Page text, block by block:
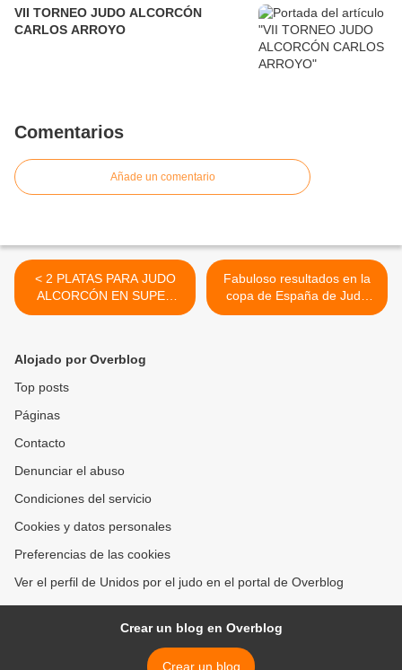
VII TORNEO JUDO ALCORCÓN
CARLOS ARROYO
Comentarios
Añade un comentario
< 2 PLATAS PARA JUDO
ALCORCÓN EN SUPER
COPA JUNIOR DE
Fabuloso resultados en la
copa de España de Judo
absoluta de Madrid >
Alojado por Overblog
Top posts
Páginas
Contacto
Denunciar el abuso
Condiciones del servicio
Cookies y datos personales
Preferencias de las cookies
Ver el perfil de Unidos por el judo en el portal de Overblog
Crear un blog en Overblog
Crear un blog